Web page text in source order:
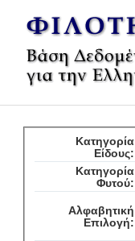
Κατηγορία
Είδους:
Κατηγορία
Φυτού:
Αλφαβητική
Επιλογή: